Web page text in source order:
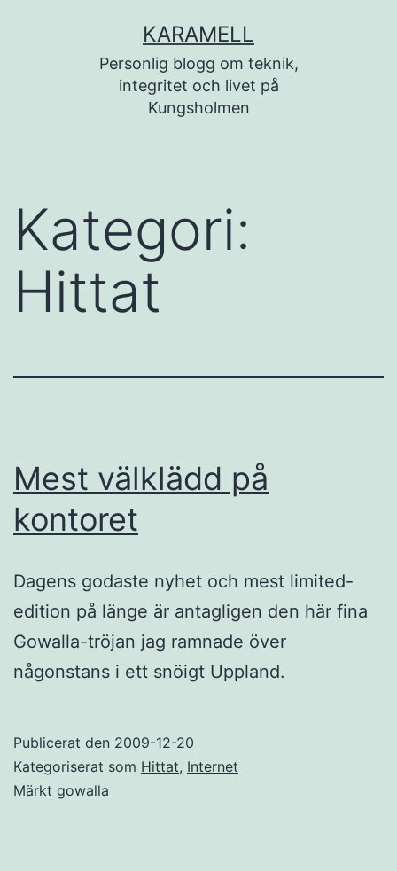
KARAMELL
Personlig blogg om teknik,
integritet och livet på
Kungsholmen
Kategori:
Hittat
Mest välklädd på
kontoret
Dagens godaste nyhet och mest limited-
edition på länge är antagligen den här fina
Gowalla-tröjan jag ramnade över
någonstans i ett snöigt Uppland.
Publicerat den 2009-12-20
Kategoriserat som Hittat, Internet
Märkt gowalla